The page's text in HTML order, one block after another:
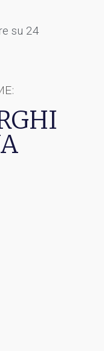
su 24